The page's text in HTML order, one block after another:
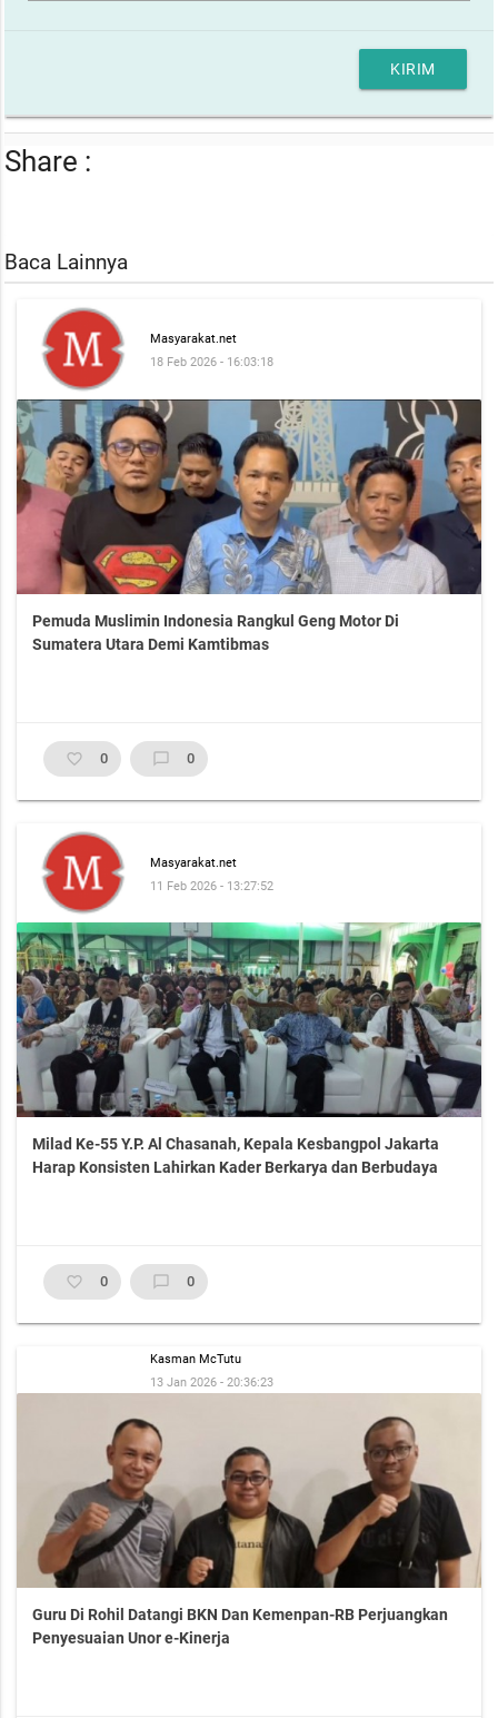
KIRIM
Share :
Baca Lainnya
Masyarakat.net
18 Feb 2026 - 16:03:18
Pemuda Muslimin Indonesia Rangkul Geng Motor Di
Sumatera Utara Demi Kamtibmas
favorite_border 0 chat_bubble_outline 0
Masyarakat.net
11 Feb 2026 - 13:27:52
Milad Ke-55 Y.P. Al Chasanah, Kepala Kesbangpol Jakarta
Harap Konsisten Lahirkan Kader Berkarya dan Berbudaya
favorite_border 0 chat_bubble_outline 0
Kasman McTutu
13 Jan 2026 - 20:36:23
Guru Di Rohil Datangi BKN Dan Kemenpan-RB Perjuangkan
Penyesuaian Unor e-Kinerja